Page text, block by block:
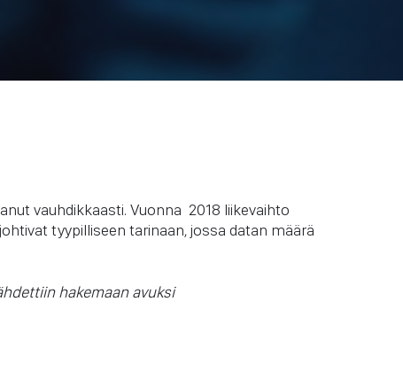
vauhdikkaasti. Vuonna 2018 liikevaihto
tyypilliseen tarinaan, jossa datan määrä
hakemaan avuksi